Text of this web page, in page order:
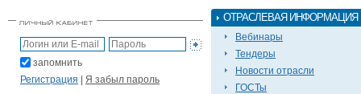
запомнить
Регистрация | Я забыл пароль
ОТРАСЛЕВАЯ ИНФОРМАЦИЯ
Вебинары
Тендеры
Новости отрасли
ГОСТы